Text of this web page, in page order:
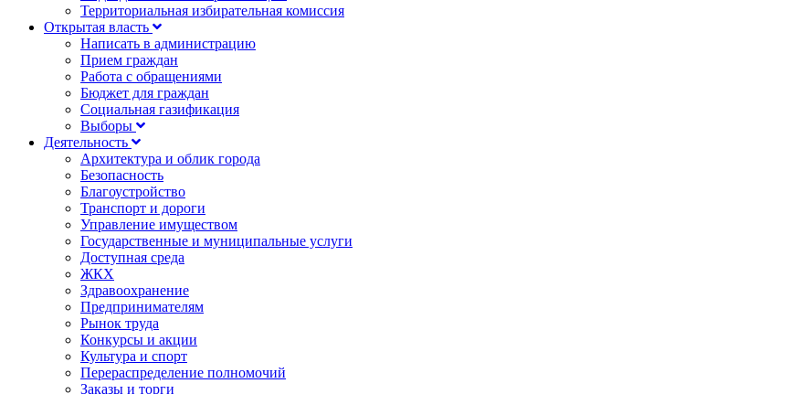
Территориальная избирательная комиссия
Открытая власть
Написать в администрацию
Прием граждан
Работа с обращениями
Бюджет для граждан
Социальная газификация
Выборы
Деятельность
Архитектура и облик города
Безопасность
Благоустройство
Транспорт и дороги
Управление имуществом
Государственные и муниципальные услуги
Доступная среда
ЖКХ
Здравоохранение
Предпринимателям
Рынок труда
Конкурсы и акции
Культура и спорт
Перераспределение полномочий
Заказы и торги